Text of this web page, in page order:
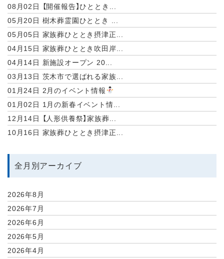
08月02日
【開催報告】ひととき...
05月20日 樹木葬霊園ひととき ...
05月05日 家族葬ひととき摂津正...
04月15日 家族葬ひととき吹田岸...
04月14日 新施設オープン 20...
03月13日 茨木市で選ばれる家族...
01月24日 2月のイベント情報
01月02日 1月の新春イベント情...
12月14日
【人形供養祭】家族葬...
10月16日 家族葬ひととき摂津正...
全月別アーカイブ
2026年8月
2026年7月
2026年6月
2026年5月
2026年4月